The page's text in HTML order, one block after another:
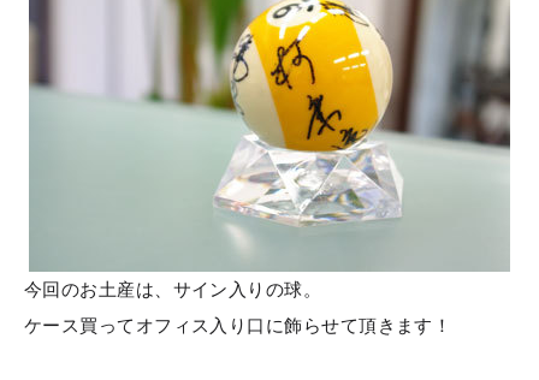
今回のお土産は、サイン入りの球。
ケース買ってオフィス入り口に飾らせて頂きます！